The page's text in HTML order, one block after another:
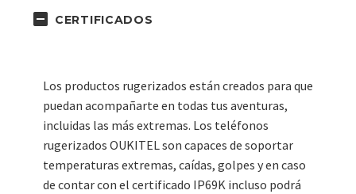
CERTIFICADOS
Los productos rugerizados están creados para que
puedan acompañarte en todas tus aventuras,
incluidas las más extremas. Los teléfonos
rugerizados OUKITEL son capaces de soportar
temperaturas extremas, caídas, golpes y en caso
de contar con el certificado IP69K incluso podrá